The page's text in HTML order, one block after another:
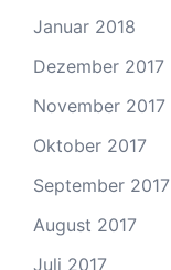
Januar 2018
Dezember 2017
November 2017
Oktober 2017
September 2017
August 2017
Juli 2017